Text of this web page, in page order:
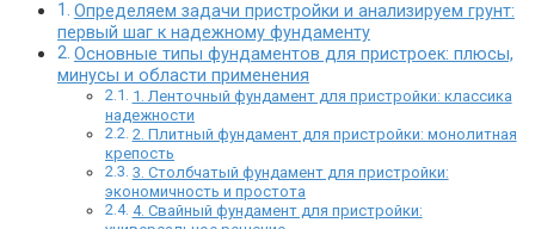
Определяем задачи пристройки и анализируем грунт:
первый шаг к надежному фундаменту
Основные типы фундаментов для пристроек: плюсы,
минусы и области применения
1. Ленточный фундамент для пристройки: классика
надежности
2. Плитный фундамент для пристройки: монолитная
крепость
3. Столбчатый фундамент для пристройки:
экономичность и простота
4. Свайный фундамент для пристройки: